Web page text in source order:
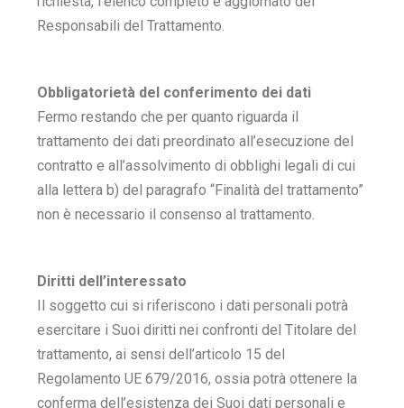
Responsabili del Trattamento.
Obbligatorietà del conferimento dei dati
Fermo restando che per quanto riguarda il
trattamento dei dati preordinato all’esecuzione del
contratto e all’assolvimento di obblighi legali di cui
alla lettera b) del paragrafo “Finalità del trattamento”
non è necessario il consenso al trattamento.
Diritti dell’interessato
Il soggetto cui si riferiscono i dati personali potrà
esercitare i Suoi diritti nei confronti del Titolare del
trattamento, ai sensi dell’articolo 15 del
Regolamento UE 679/2016, ossia potrà ottenere la
conferma dell’esistenza dei Suoi dati personali e